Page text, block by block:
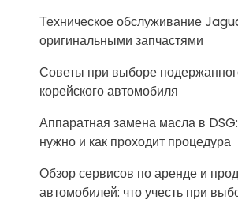
Техническое обслуживание
оригинальными запчастями
Советы при выборе
корейского автомобиля
Аппаратная замена масла в
нужно и как проходит процедура
Обзор сервисов по аренде и
автомобилей: что учесть при